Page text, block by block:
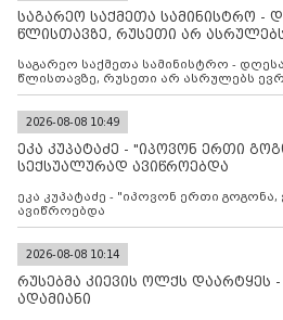
საგარეო საქმეთა სამინისტრო -
წლისთავზე, რუსეთი არ
საგარეო საქმეთა სამინისტრო -
წლისთავზე, რუსეთი არ ასრულებს
დადებულ 2008 წლის 12 აგვისტოს
კონტროლს ოკუპირებულ რეგიონებში,
მილიტარიზაციის პროცესს და
ფაქტობრივი ანექსიისკენ
2026-08-08 10:49
ეკა კუპატაძე - "იპოვონ ერთი
სექსუალურად ავიწროებდა
ეკა კუპატაძე - "იპოვონ ერთი გოგონა,
ავიწროებდა
2026-08-08 10:14
რუსებმა კიევის ოლქს დაარტყეს
ადამიანი